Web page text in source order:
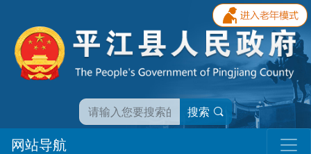
搜索
网站导航